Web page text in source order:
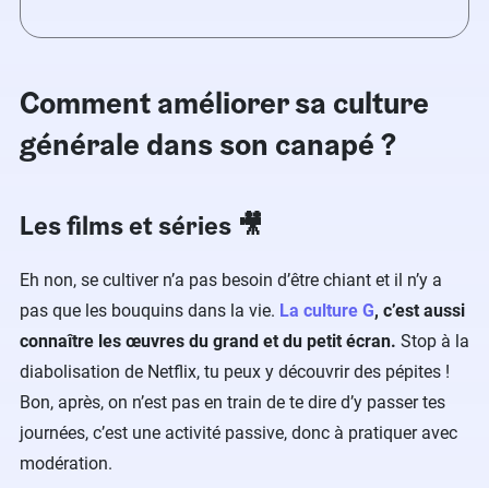
Comment améliorer sa culture
générale dans son canapé ?
Les films et séries 🎥
Eh non, se cultiver n’a pas besoin d’être chiant et il n’y a
pas que les bouquins dans la vie. La culture G, c’est aussi
connaître les œuvres du grand et du petit écran. Stop à la
diabolisation de Netflix, tu peux y découvrir des pépites !
Bon, après, on n’est pas en train de te dire d’y passer tes
journées, c’est une activité passive, donc à pratiquer avec
modération.